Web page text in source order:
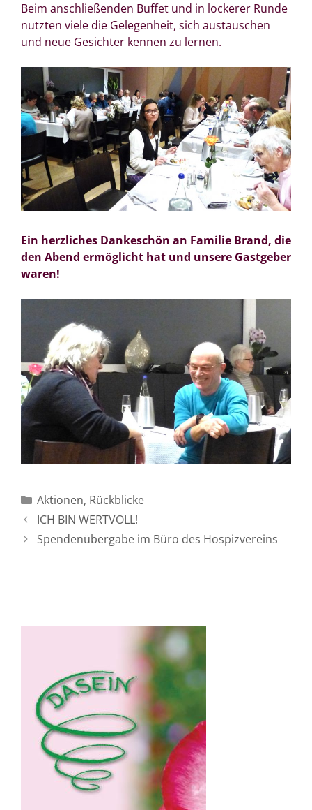
Beim anschließenden Buffet und in lockerer Runde
nutzten viele die Gelegenheit, sich austauschen
und neue Gesichter kennen zu lernen.
Ein herzliches Dankeschön an Familie Brand, die
den Abend ermöglicht hat und unsere Gastgeber
waren!
Kategorien
Aktionen, Rückblicke
ICH BIN WERTVOLL!
Spendenübergabe im Büro des Hospizvereins